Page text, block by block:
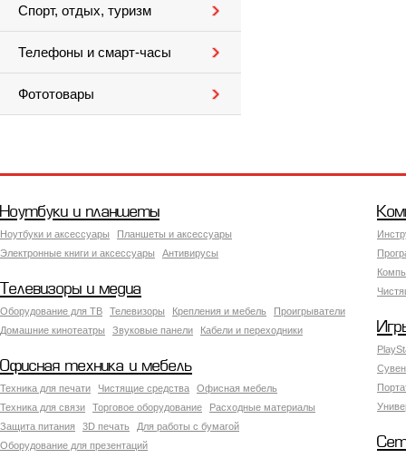
Спорт, отдых, туризм
Телефоны и смарт-часы
Фототовары
Ноутбуки и планшеты
Ноутбуки и аксессуары
Планшеты и аксессуары
Электронные книги и аксессуары
Антивирусы
Телевизоры и медиа
Оборудование для ТВ Телевизоры Крепления и мебель
Проигрыватели
Домашние кинотеатры
Звуковые панели Кабели и переходники
Офисная техника и мебель
Техника для печати Чистящие средства
Офисная мебель
Техника для связи
Торговое оборудование
Расходные материалы
Защита питания
3D печать
Для работы с бумагой
Оборудование для презентаций